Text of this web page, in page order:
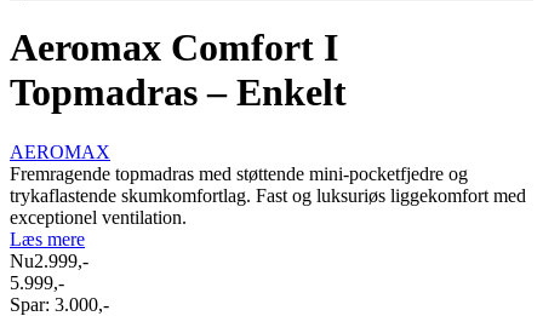
Aeromax Comfort I
Topmadras – Enkelt
AEROMAX
Fremragende topmadras med støttende mini-pocketfjedre og
trykaflastende skumkomfortlag. Fast og luksuriøs liggekomfort med
exceptionel ventilation.
Læs mere
Nu2.999,-
5.999,-
Spar: 3.000,-